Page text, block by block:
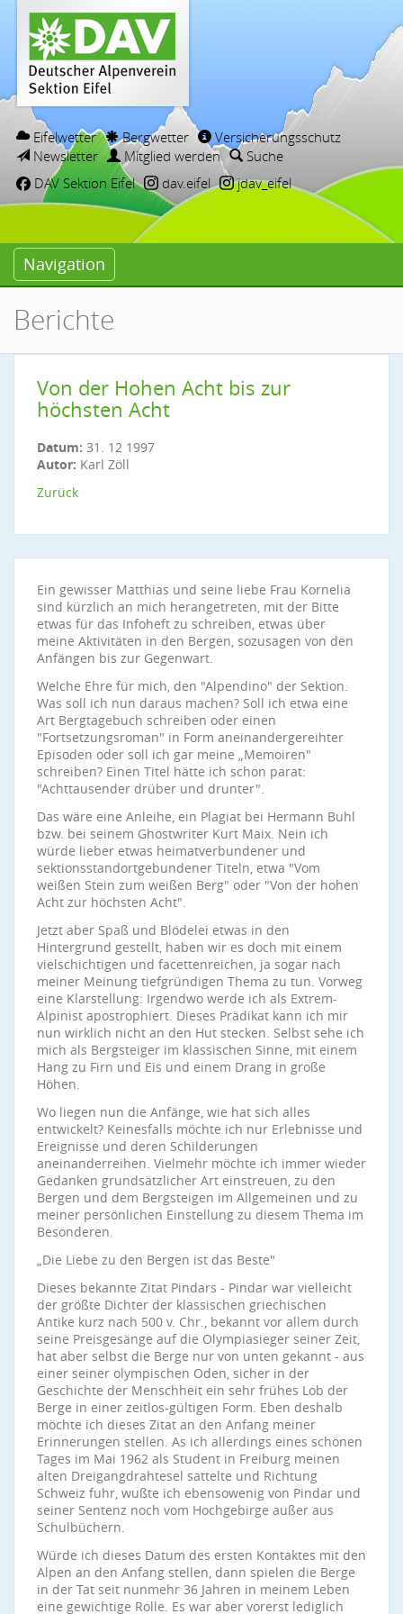
Eifelwetter Bergwetter
Versicherungsschutz
Newsletter
Mitglied werden
Suche
DAV Sektion Eifel
dav.eifel jdav_eifel
Navigation
Berichte
Von der Hohen Acht bis zur
höchsten Acht
Datum: 31. 12 1997
Autor: Karl Zöll
Zurück
Ein gewisser Matthias und seine liebe Frau Kornelia
sind kürzlich an mich herangetreten, mit der Bitte
etwas für das Infoheft zu schreiben, etwas über
meine Aktivitäten in den Bergen, sozusagen von den
Anfängen bis zur Gegenwart.
Welche Ehre für mich, den "Alpendino" der Sektion.
Was soll ich nun daraus machen? Soll ich etwa eine
Art Bergtagebuch schreiben oder einen
"Fortsetzungsroman" in Form aneinandergereihter
Episoden oder soll ich gar meine „Memoiren"
schreiben? Einen Titel hätte ich schon parat:
"Achttausender drüber und drunter".
Das wäre eine Anleihe, ein Plagiat bei Hermann Buhl
bzw. bei seinem Ghostwriter Kurt Maix. Nein ich
würde lieber etwas heimatverbundener und
sektionsstandortgebundener Titeln, etwa "Vom
weißen Stein zum weißen Berg" oder "Von der hohen
Acht zur höchsten Acht".
Jetzt aber Spaß und Blödelei etwas in den
Hintergrund gestellt, haben wir es doch mit einem
vielschichtigen und facettenreichen, ja sogar nach
meiner Meinung tiefgründigen Thema zu tun. Vorweg
eine Klarstellung: Irgendwo werde ich als Extrem-
Alpinist apostrophiert. Dieses Prädikat kann ich mir
nun wirklich nicht an den Hut stecken. Selbst sehe ich
mich als Bergsteiger im klassischen Sinne, mit einem
Hang zu Firn und Eis und einem Drang in große
Höhen.
Wo liegen nun die Anfänge, wie hat sich alles
entwickelt? Keinesfalls möchte ich nur Erlebnisse und
Ereignisse und deren Schilderungen
aneinanderreihen. Vielmehr möchte ich immer wieder
Gedanken grundsätzlicher Art einstreuen, zu den
Bergen und dem Bergsteigen im Allgemeinen und zu
meiner persönlichen Einstellung zu diesem Thema im
Besonderen.
„Die Liebe zu den Bergen ist das Beste"
Dieses bekannte Zitat Pindars - Pindar war vielleicht
der größte Dichter der klassischen griechischen
Antike kurz nach 500 v. Chr., bekannt vor allem durch
seine Preisgesänge auf die Olympiasieger seiner Zeit,
hat aber selbst die Berge nur von unten gekannt - aus
einer seiner olympischen Oden, sicher in der
Geschichte der Menschheit ein sehr frühes Lob der
Berge in einer zeitlos-gültigen Form. Eben deshalb
möchte ich dieses Zitat an den Anfang meiner
Erinnerungen stellen. As ich allerdings eines schönen
Tages im Mai 1962 als Student in Freiburg meinen
alten Dreigangdrahtesel sattelte und Richtung
Schweiz fuhr, wußte ich ebensowenig von Pindar und
seiner Sentenz noch vom Hochgebirge außer aus
Schulbüchern.
Würde ich dieses Datum des ersten Kontaktes mit den
Alpen an den Anfang stellen, dann spielen die Berge
in der Tat seit nunmehr 36 Jahren in meinem Leben
eine gewichtige Rolle. Es war aber vorerst lediglich